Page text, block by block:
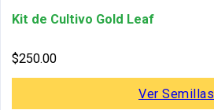
Kit de Cultivo Gold Leaf
$250.00
Ver Semillas